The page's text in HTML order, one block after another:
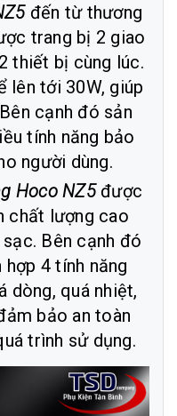
đến từ thương
trang bị 2 giao
thiết bị cùng lúc.
lên tới 30W, giúp
cạnh đó sản
tính năng bảo
người dùng.
Hoco NZ5được
chất lượng cao
Bên cạnh đó
4 tính năng
dòng, quá nhiệt,
bảo an toàn
trình sử dụng.